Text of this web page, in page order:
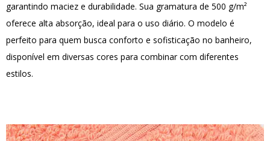
garantindo maciez e durabilidade. Sua gramatura de 500 g/m²
oferece alta absorção, ideal para o uso diário. O modelo é
perfeito para quem busca conforto e sofisticação no banheiro,
disponível em diversas cores para combinar com diferentes
estilos.